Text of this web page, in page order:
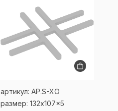
артикул: AP.S-XO
размер: 132x107x5